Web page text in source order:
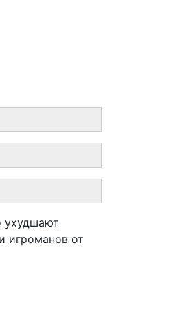
ухудшают
игроманов от